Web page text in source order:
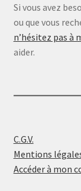
Si vous avez
ou que vous
n’hésitez pas à
aider.
C.G.V.
Mentions
Accéder à mon